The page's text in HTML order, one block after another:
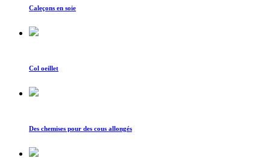
Caleçons en soie
Col oeillet
Des chemises pour des cous allongés